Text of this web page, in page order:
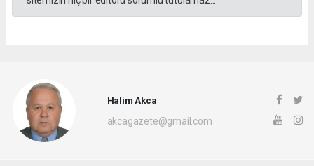
Halim Akca
akcagazete@gmail.com